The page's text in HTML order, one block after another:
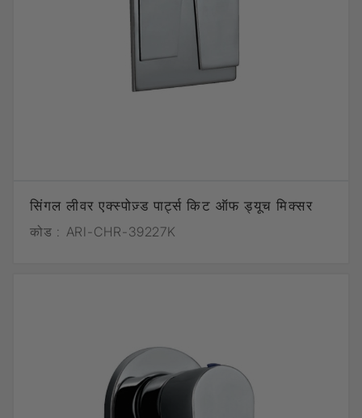
सिंगल लीवर एक्स्पोज़्ड पार्ट्स किट ऑफ ड्यूच मिक्सर
कोड : ARI-CHR-39227K